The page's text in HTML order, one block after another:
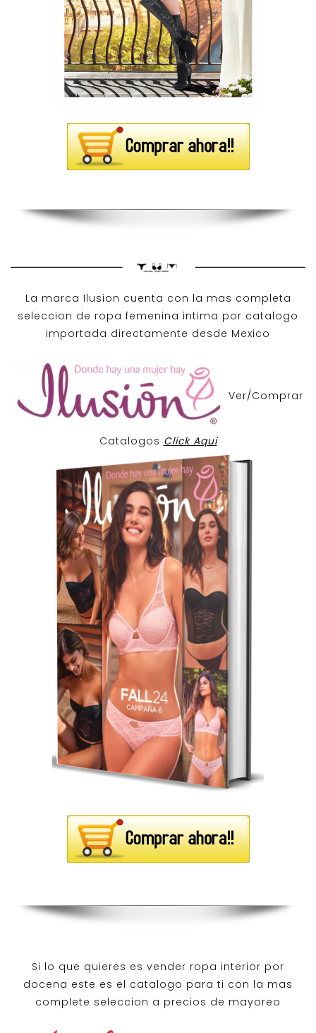
La marca Ilusion cuenta con la mas completa
seleccion de ropa femenina intima por catalogo
importada directamente desde Mexico
Ver/Comprar
Catalogos Click Aqui
Si lo que quieres es vender ropa interior por
docena este es el catalogo para ti con la mas
complete seleccion a precios de mayoreo